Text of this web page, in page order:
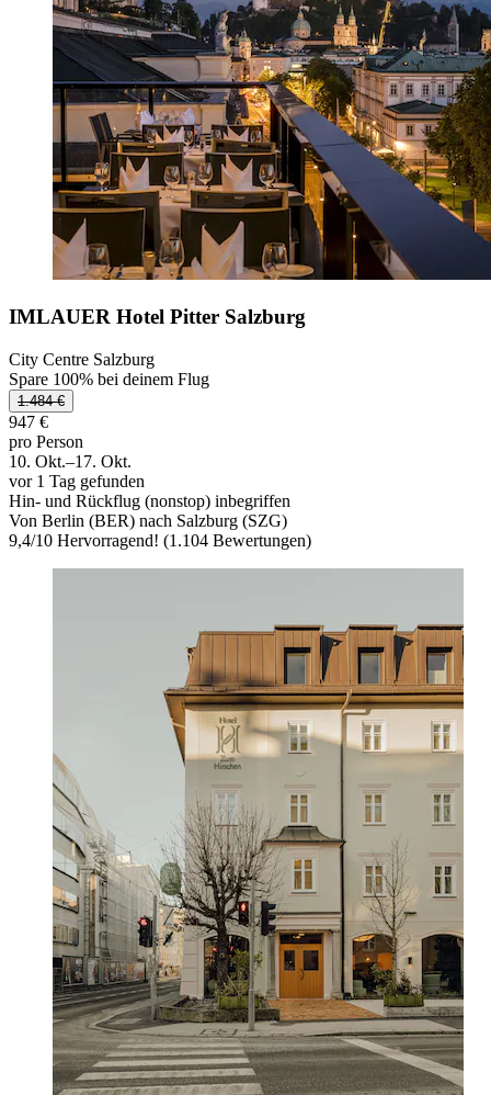
IMLAUER Hotel Pitter Salzburg
City Centre Salzburg
Spare 100% bei deinem Flug
1.484 €
947 €
pro Person
10. Okt.–17. Okt.
vor 1 Tag gefunden
Hin- und Rückflug (nonstop) inbegriffen
Von Berlin (BER) nach Salzburg (SZG)
9,4/10 Hervorragend! (1.104 Bewertungen)